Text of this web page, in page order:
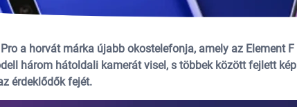
a horvát márka újabb okostelefonja, amely az Element
három hátoldali kamerát visel, s többek között fejlett
érdeklődők fejét.